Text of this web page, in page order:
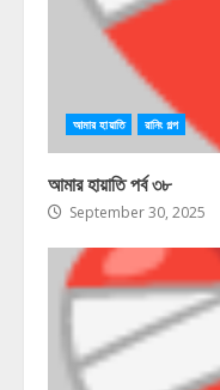
আমার হায়াতি রানিং গল্প
আমার হায়াতি পর্ব ৩৮
September 30, 2025